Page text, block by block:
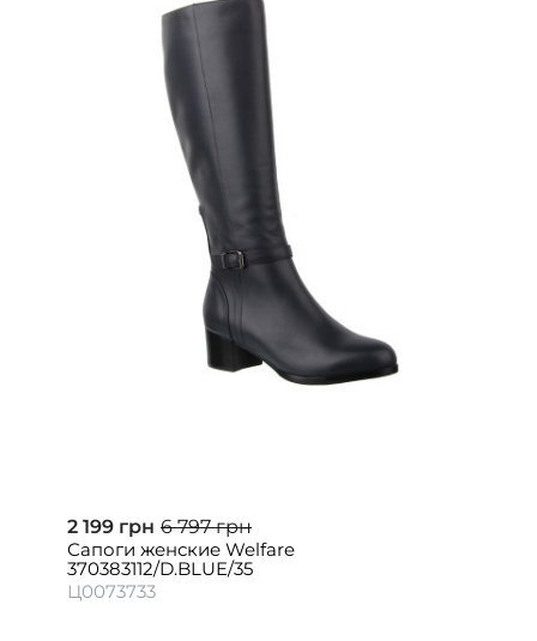
2 199 грн 6 797 грн
Сапоги женские Welfare
370383112/D.BLUE/35
Ц0073733